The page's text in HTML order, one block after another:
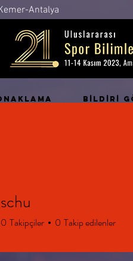
Antalya
BİLDİRİ
schu
0 Takipçiler 0 Takip edilenler